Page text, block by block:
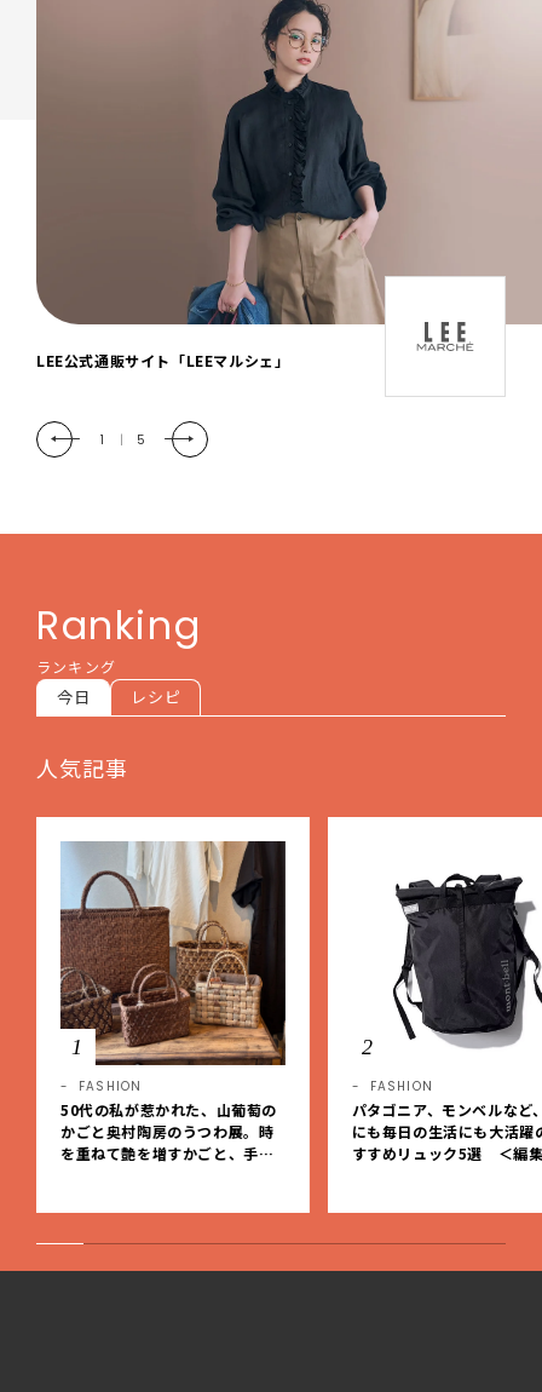
「LEE DAYS」本物志向にときめく。大人カ
2 | 5
Ranking
ランキング
今日 レシピ
人気記事
1
FASHION
50代の私が惹かれた、山葡萄の
かごと奥村陶房のうつわ展。時
を重ねて艶を増すかごと、手仕
2
FASHION
パタゴニア、モンベルなど
にも毎日の生活にも大活躍
すすめリュック5選 ＜編